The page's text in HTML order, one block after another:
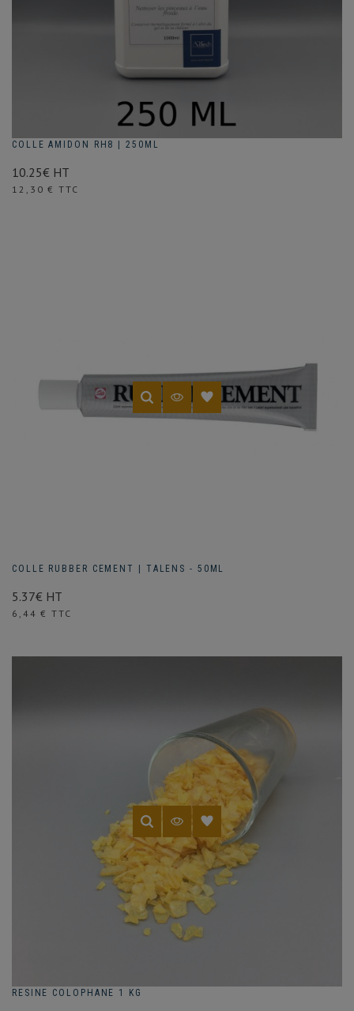
COLLE AMIDON RH8 | 250ML
10.25€ HT
Prix
12,30 € TTC
COLLE RUBBER CEMENT | TALENS - 50ML
5.37€ HT
Prix
6,44 € TTC
RESINE COLOPHANE 1 KG